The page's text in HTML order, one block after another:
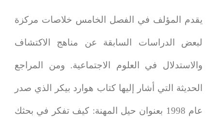
يقدم المؤلف في الفصل الخامس خلاصات مركزة
لبعض الدراسات السابقة عن مناهج الاكتشاف
والاستدلال في العلوم الاجتماعية. ومن المراجع
الحديثة التي أشار إليها كتاب هوارد بيكر الذي صدر
عام 1998 بعنوان حيل المهنة: كيف تفكر في بحثك